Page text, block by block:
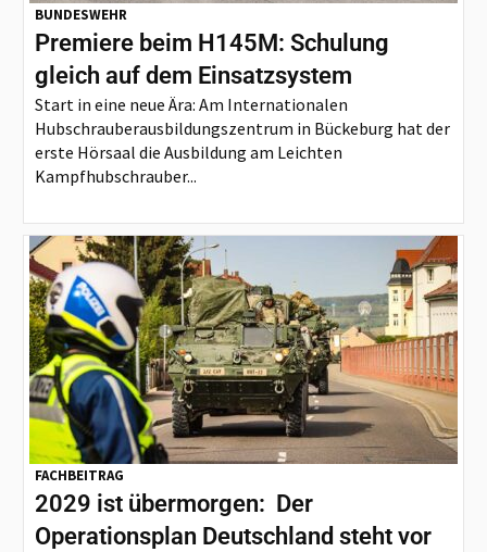
BUNDESWEHR
Premiere beim H145M: Schulung
gleich auf dem Einsatzsystem
Start in eine neue Ära: Am Internationalen
Hubschrauberausbildungszentrum in Bückeburg hat der
erste Hörsaal die Ausbildung am Leichten
Kampfhubschrauber...
FACHBEITRAG
2029 ist übermorgen: Der
Operationsplan Deutschland steht vor